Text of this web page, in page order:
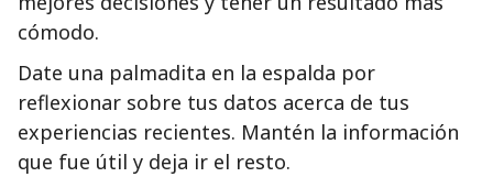
cómodo.
Date una palmadita en la espalda por
reflexionar sobre tus datos acerca de tus
experiencias recientes. Mantén la información
que fue útil y deja ir el resto.